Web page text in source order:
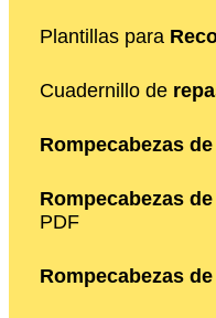
Plantillas para
Cuadernillo de
Rompecabezas
Rompecabezas
PDF
Rompecabezas